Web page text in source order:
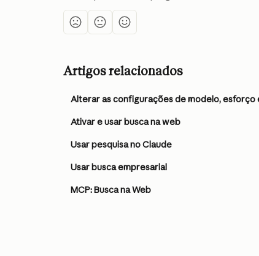
Artigos relacionados
Alterar as configurações de modelo, esforço
Ativar e usar busca na web
Usar pesquisa no Claude
Usar busca empresarial
MCP: Busca na Web